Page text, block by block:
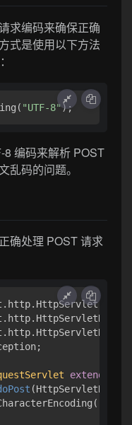
求编码来确保正确
式是使用以下方法
"UTF-8"
编码来解析 POST
乱码的问题。
确处理 POST 请求
extends